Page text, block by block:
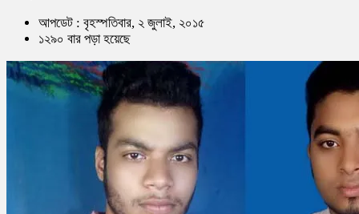
আপডেট : বৃহস্পতিবার, ২ জুলাই, ২০১৫
১২৯০ বার পড়া হয়েছে